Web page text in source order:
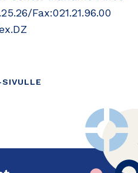
Fax:021.21.96.00
SIVULLE